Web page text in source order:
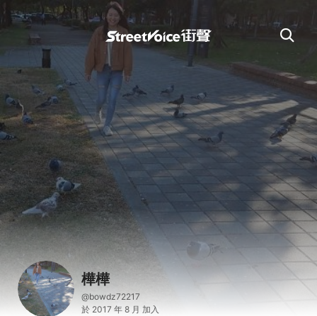
樺樺
@bowdz72217
於 2017 年 8 月 加入